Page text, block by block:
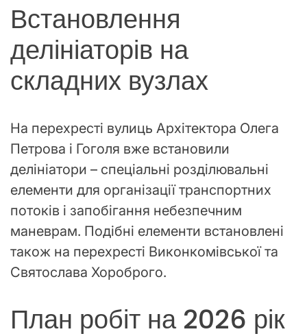
Встановлення
делініаторів на
складних вузлах
На перехресті вулиць Архітектора Олега
Петрова і Гоголя вже встановили
делініатори – спеціальні розділювальні
елементи для організації транспортних
потоків і запобігання небезпечним
маневрам. Подібні елементи встановлені
також на перехресті Виконкомівської та
Святослава Хороброго.
План робіт на 2026 рік